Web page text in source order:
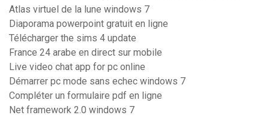
Atlas virtuel de la lune windows 7
Diaporama powerpoint gratuit en ligne
Télécharger the sims 4 update
France 24 arabe en direct sur mobile
Live video chat app for pc online
Démarrer pc mode sans echec windows 7
Compléter un formulaire pdf en ligne
Net framework 2.0 windows 7